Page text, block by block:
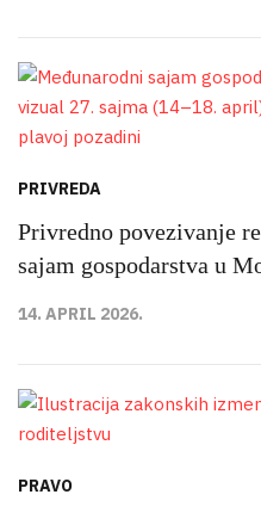
PRIVREDA
Privredno povezivanje
sajam gospodarstva u
14. APRIL 2026.
PRAVO